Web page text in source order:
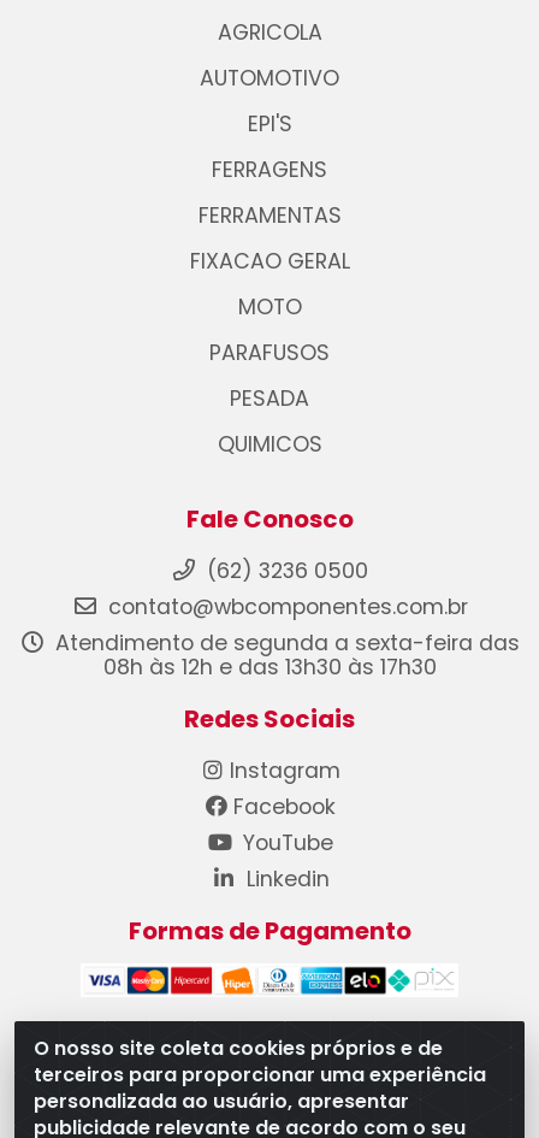
O nosso site coleta cookies próprios e de
terceiros para proporcionar uma experiência
personalizada ao usuário, apresentar
publicidade relevante de acordo com o seu
AGRICOLA
AUTOMOTIVO
EPI'S
FERRAGENS
FERRAMENTAS
FIXACAO GERAL
MOTO
PARAFUSOS
PESADA
QUIMICOS
Fale Conosco
(62) 3236 0500
contato@wbcomponentes.com.br
Atendimento de segunda a sexta-feira das
08h às 12h e das 13h30 às 17h30
Redes Sociais
Instagram
Facebook
YouTube
Linkedin
Formas de Pagamento
WB Componentes Automotivos LTDA - CNPJ
08.528.393/0001-12 - Rua do Níquel, 667 - Parque
Oeste Industrial, Goiânia/GO - CEP 74375-660